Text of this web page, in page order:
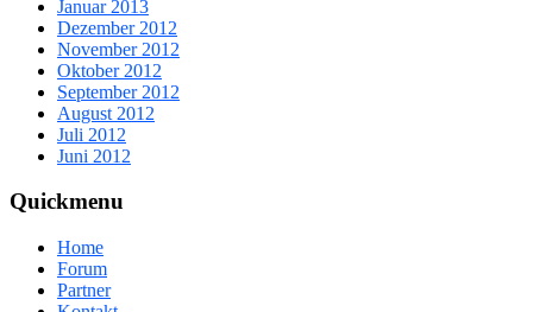
Januar 2013
Dezember 2012
November 2012
Oktober 2012
September 2012
August 2012
Juli 2012
Juni 2012
Quickmenu
Home
Forum
Partner